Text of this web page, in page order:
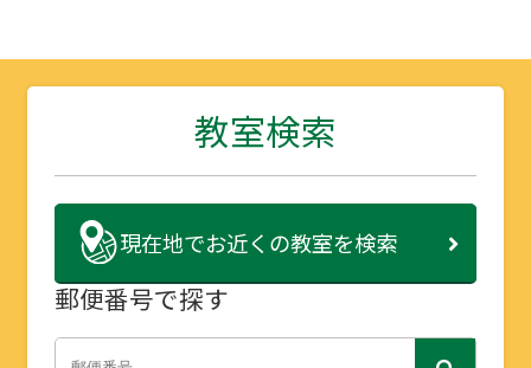
教室検索
現在地でお近くの教室を検索
郵便番号で探す